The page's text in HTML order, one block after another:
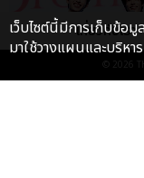
เกี่ยวกับเรา
© 2026
เว็บไซต์นี้มีการเก็บข้อ
มาใช้วางแผนและบริหา